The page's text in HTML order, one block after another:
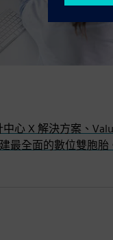
心 X 解決方案、
最全面的數位雙胞胎